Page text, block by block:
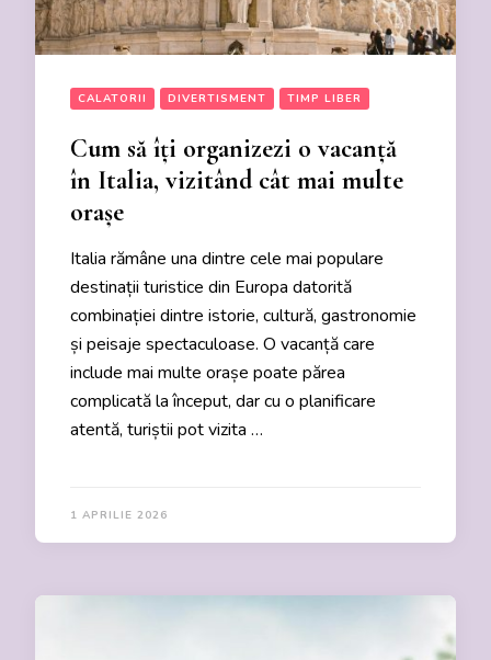
CALATORII DIVERTISMENT TIMP LIBER
Cum să îți organizezi o vacanță
în Italia, vizitând cât mai multe
orașe
Italia rămâne una dintre cele mai populare
destinații turistice din Europa datorită
combinației dintre istorie, cultură, gastronomie
și peisaje spectaculoase. O vacanță care
include mai multe orașe poate părea
complicată la început, dar cu o planificare
atentă, turiștii pot vizita …
1 APRILIE 2026